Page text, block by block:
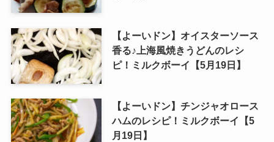
【よーいドン】オイスターソース
香る♪上海風焼きうどんのレシ
ピ！ミルクボーイ【5月19日】
【よーいドン】チンジャオロース
ハムのレシピ！ミルクボーイ【5
月19日】